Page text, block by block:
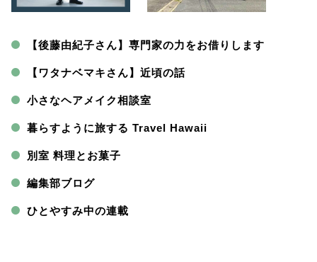
【後藤由紀子さん】専門家の力をお借りします
【ワタナベマキさん】近頃の話
小さなヘアメイク相談室
暮らすように旅する Travel Hawaii
別室 料理とお菓子
編集部ブログ
ひとやすみ中の連載